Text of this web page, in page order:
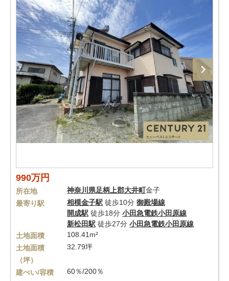
990万円
所在地 神奈川県足柄上郡大井町金子
最寄り駅
相模金子駅 徒歩10分 御殿場線
開成駅 徒歩18分 小田急電鉄小田原線
新松田駅 徒歩27分 小田急電鉄小田原線
土地面積
108.41m²
土地面積
（坪）
32.79坪
建ぺい/容積
60％/200％